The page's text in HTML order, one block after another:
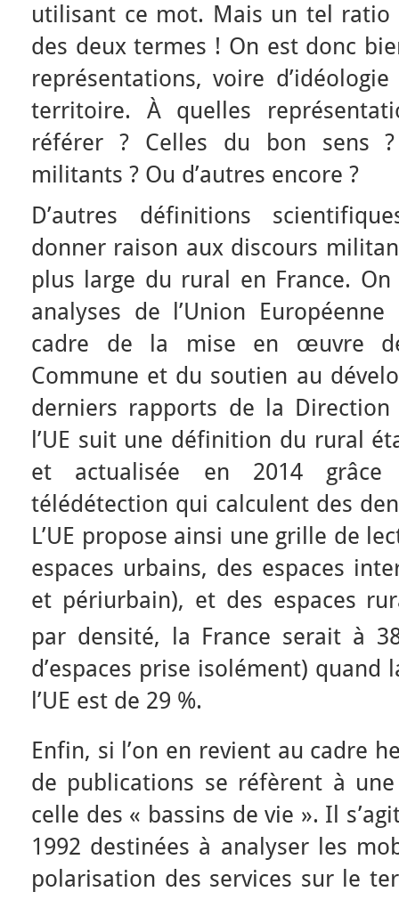
utilisant ce mot. Mais un tel ratio
des deux termes ! On est donc
représentations, voire
territoire. À quelles
référer ? Celles du bon sens
militants ? Ou d’autres encore ?
D’autres définitions
donner raison aux discours
plus large du rural en France.
analyses de l’Union
cadre de la mise en œuvre
Commune et du soutien au
derniers rapports de la Direction
l’UE suit une définition du rural
et actualisée en 2014
télédétection qui calculent des
L’UE propose ainsi une grille de
espaces urbains, des espaces
et périurbain), et des espaces
par densité, la France serait à
d’espaces prise isolément) quand
l’UE est de 29 %.
Enfin, si l’on en revient au cadre
de publications se réfèrent à
celle des « bassins de vie ». Il
1992 destinées à analyser les
polarisation des services sur le